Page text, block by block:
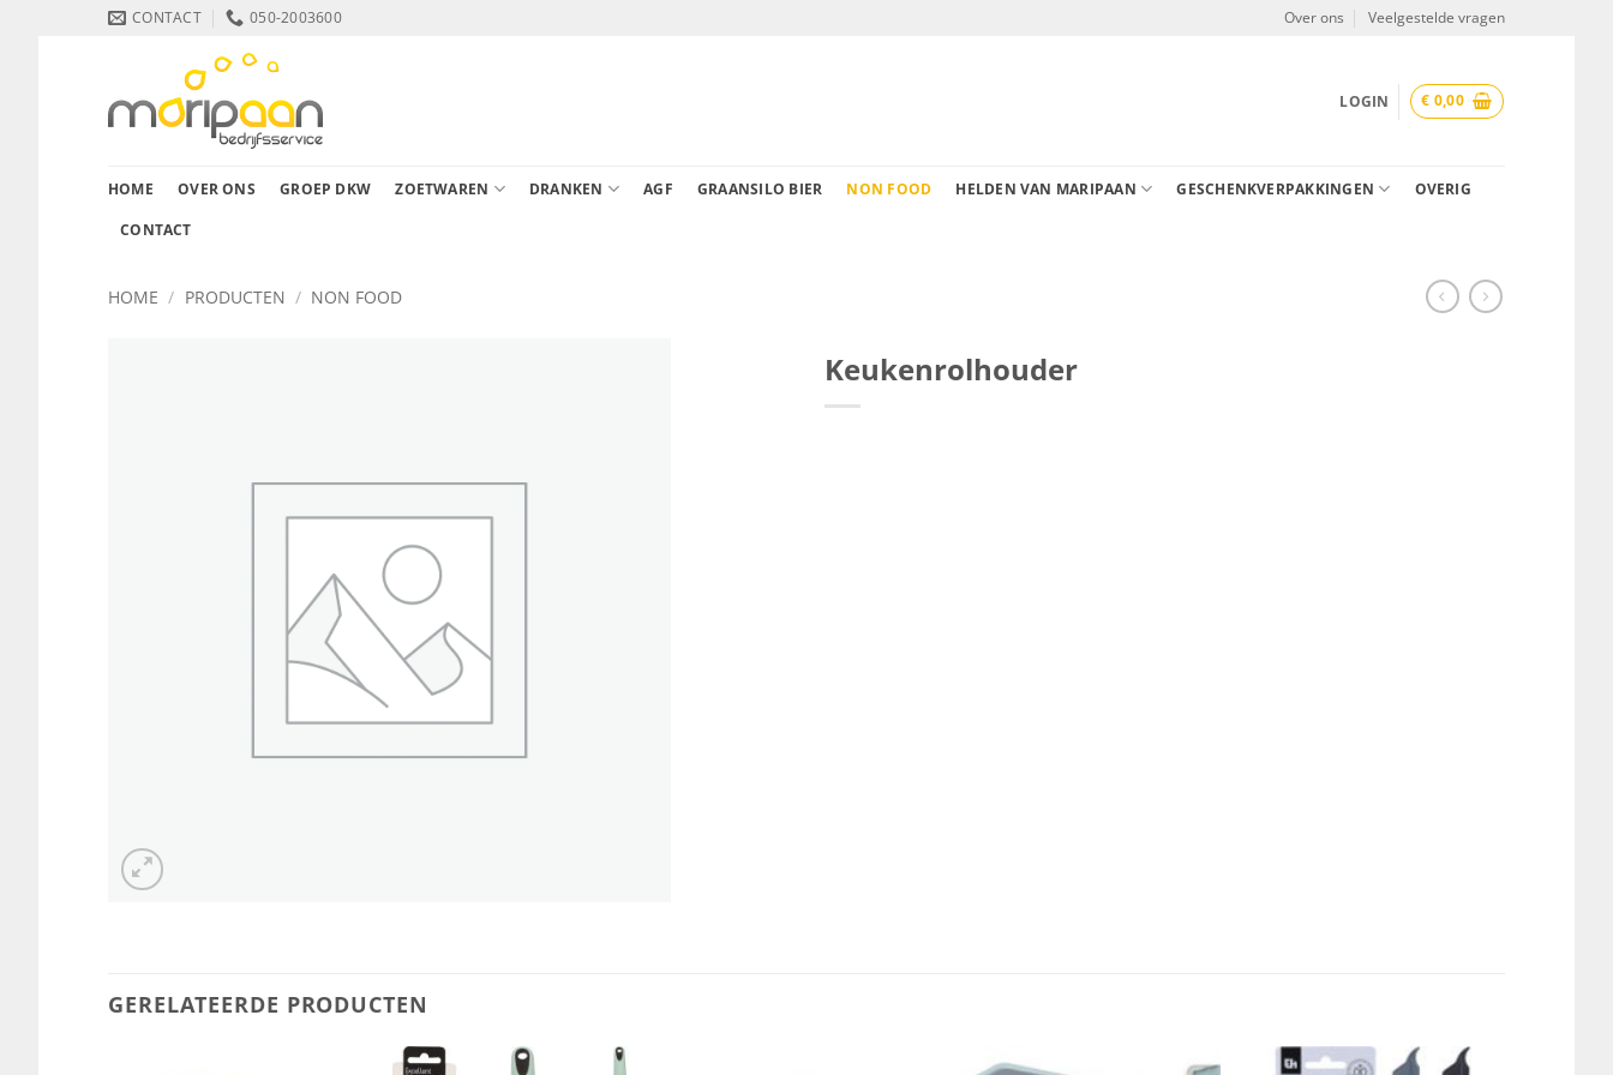
CONTACT 050-2003600 Over ons Veelgestelde vragen
LOGIN € 0,00
HOME OVER ONS GROEP DKW ZOETWAREN DRANKEN AGF GRAANSILO BIER NON FOOD HELDEN VAN MARIPAAN GESCHENKVERPAKKINGEN OVERIG
CONTACT
HOME / PRODUCTEN / NON FOOD
Keukenrolhouder
GERELATEERDE PRODUCTEN